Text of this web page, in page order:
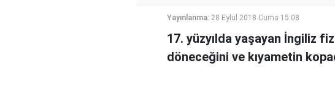
Yayınlanma: 28 Eylül 2018 Cuma 15:08
17. yüzyılda yaşayan İngiliz
döneceğini ve kıyametin